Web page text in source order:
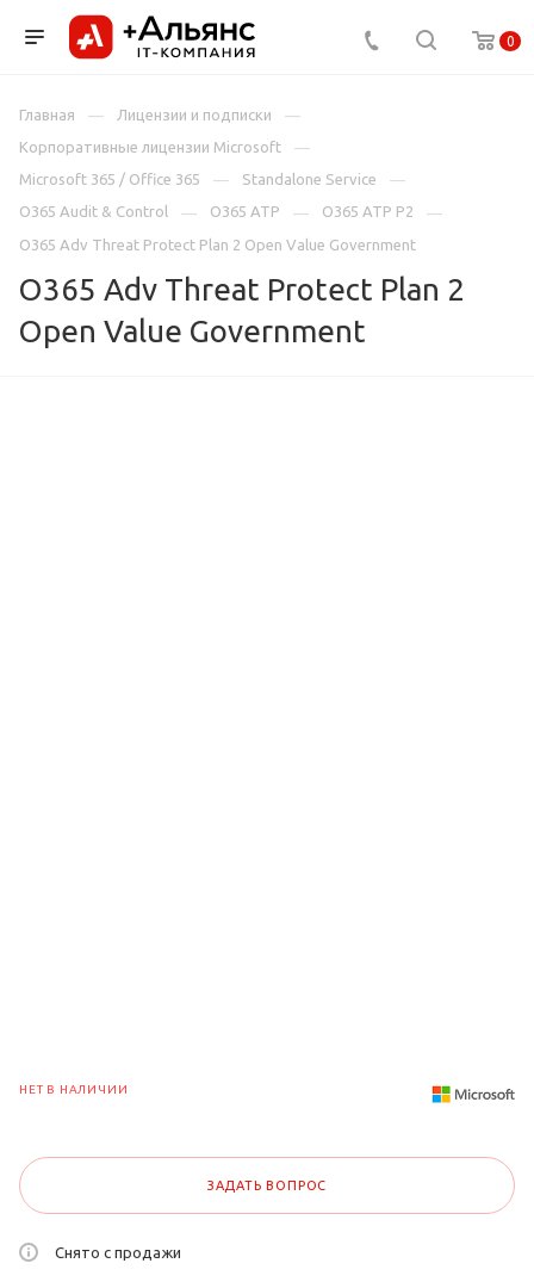
0
Главная
Лицензии и подписки
Корпоративные лицензии Microsoft
Microsoft 365 / Office 365
Standalone Service
O365 Audit & Control
O365 ATP
O365 ATP P2
O365 Adv Threat Protect Plan 2 Open Value Government
O365 Adv Threat Protect Plan 2
Open Value Government
НЕТ В НАЛИЧИИ
ЗАДАТЬ ВОПРОС
Снято с продажи